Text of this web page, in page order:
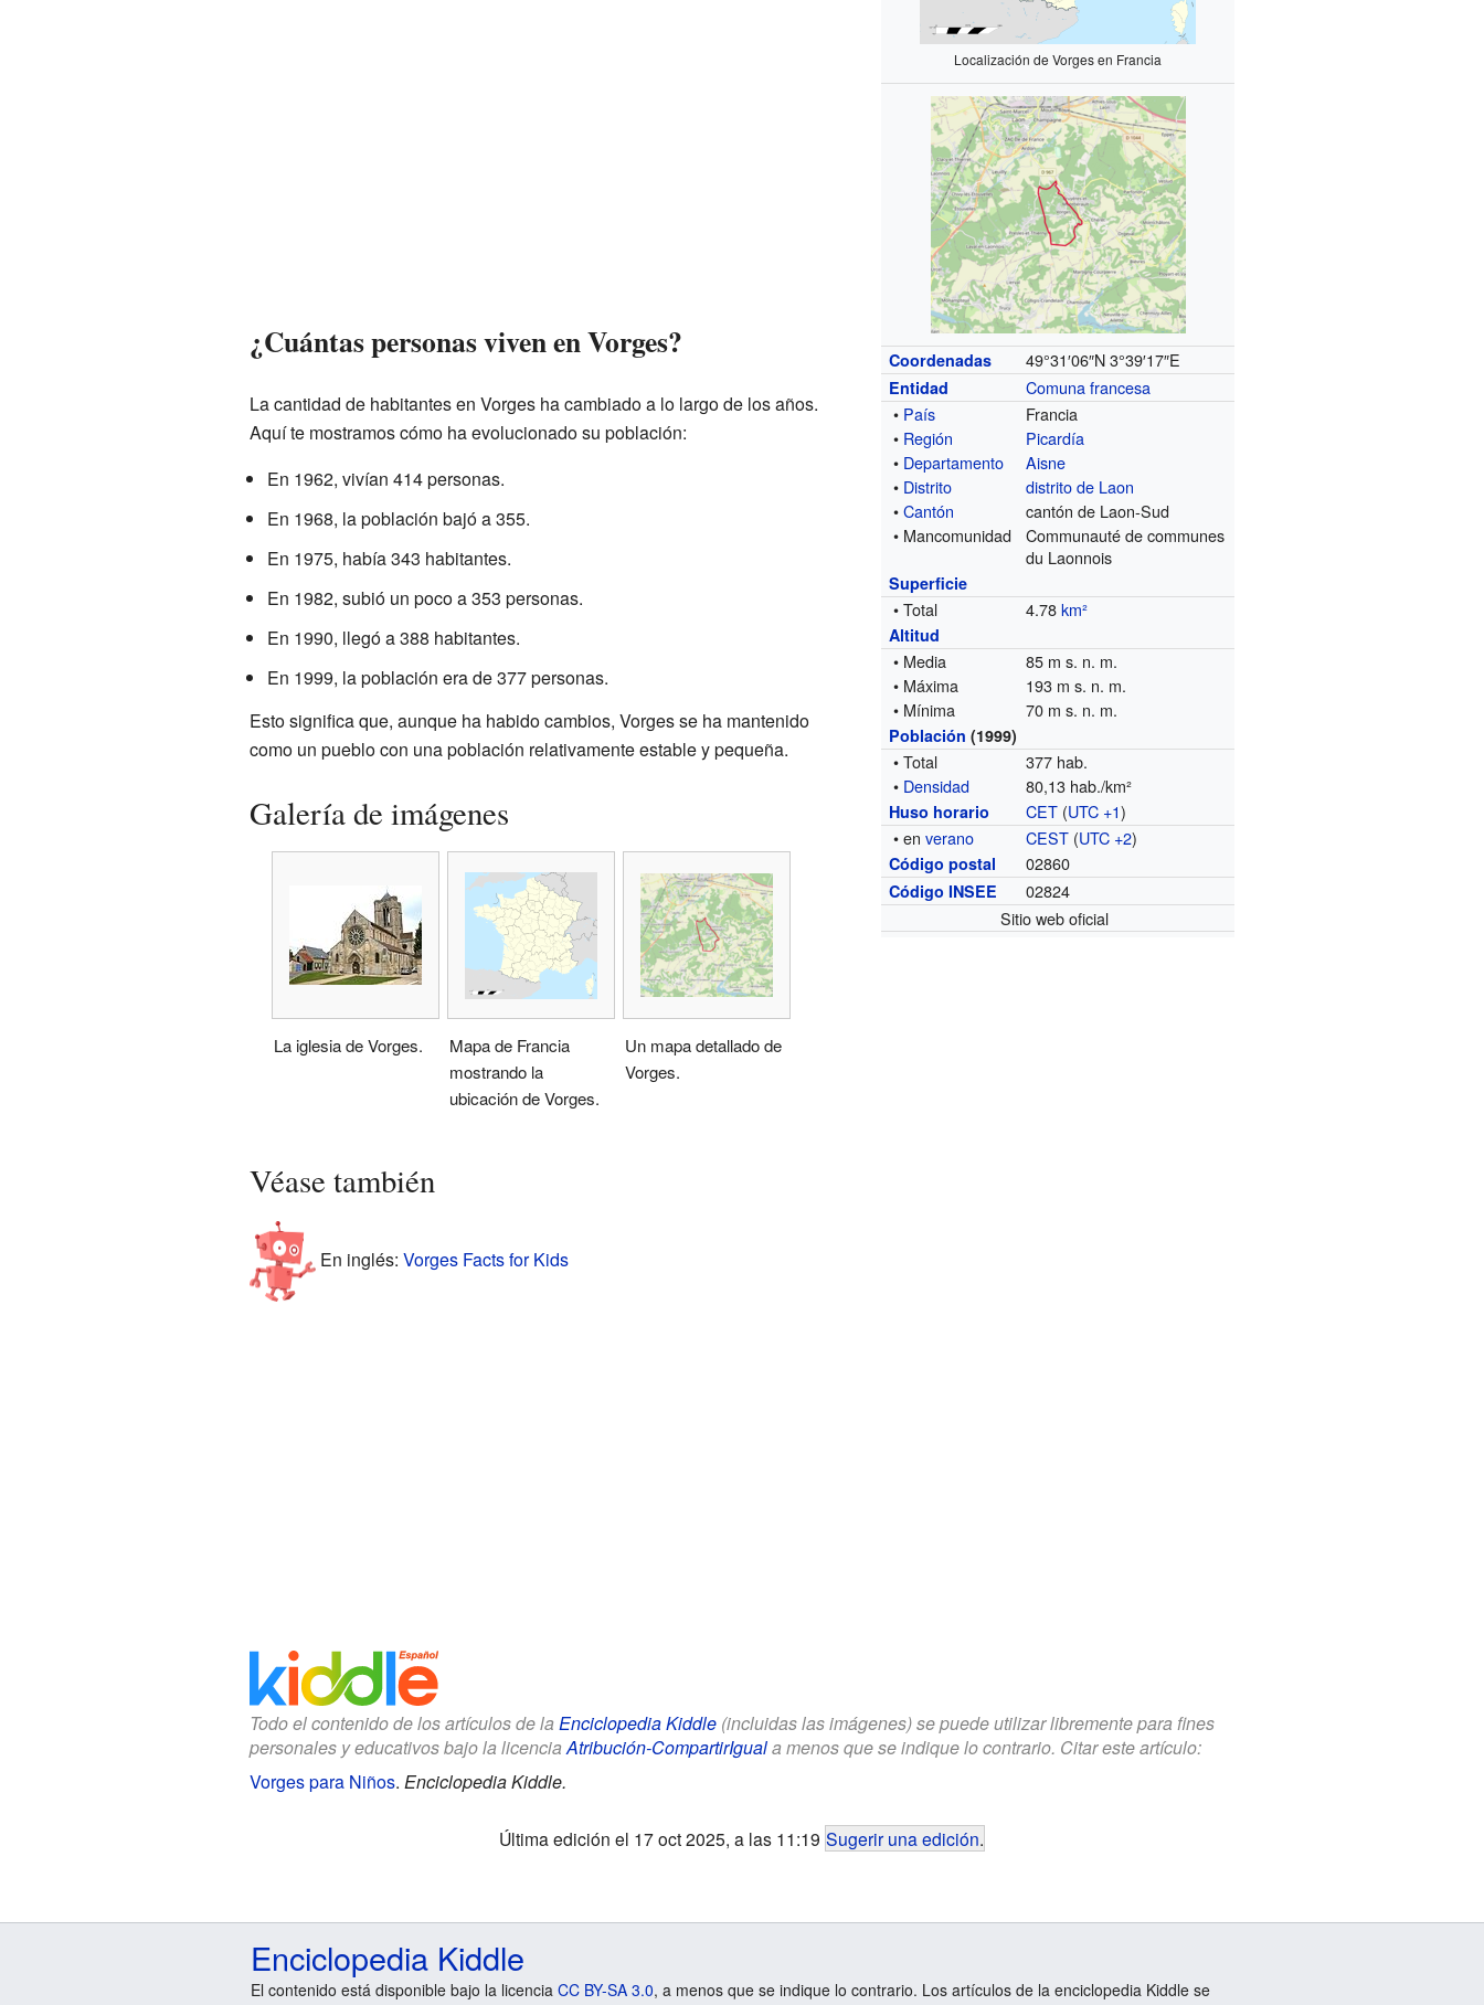
Localización de Vorges en Francia
Coordenadas 49°31′06″N 3°39′17″E
Entidad
Comuna francesa
• País
Francia
• Región
Picardía
• Departamento
Aisne
• Distrito
distrito de Laon
•Cantón
cantón de Laon-Sud
• Mancomunidad
Communauté de communes
du Laonnois
Superficie
• Total 4.78km²
Altitud
• Media
85 m s. n. m.
• Máxima
193 m s. n. m.
• Mínima
70 m s. n. m.
Población (1999)
• Total
377 hab.
• Densidad 80,13 hab./km²
Huso horario CET (UTC +1)
• enverano CEST (UTC +2)
Código postal 02860
Código INSEE
02824
Sitio web oficial
¿Cuántas personas viven en Vorges?
La cantidad de habitantes en Vorges ha cambiado a lo largo de los años.
Aquí te mostramos cómo ha evolucionado su población:
En 1962, vivían 414 personas.
En 1968, la población bajó a 355.
En 1975, había 343 habitantes.
En 1982, subió un poco a 353 personas.
En 1990, llegó a 388 habitantes.
En 1999, la población era de 377 personas.
Esto significa que, aunque ha habido cambios, Vorges se ha mantenido
como un pueblo con una población relativamente estable y pequeña.
Galería de imágenes
La iglesia de Vorges.
Mapa de Francia
mostrando la
ubicación de Vorges.
Un mapa detallado de
Vorges.
Véase también
En inglés: Vorges Facts for Kids
Todo el contenido de los artículos de la Enciclopedia Kiddle(incluidas las imágenes) se puede utilizar libremente para fines
personales y educativos bajo la licencia Atribución-CompartirIguala menos que se indique lo contrario. Citar este artículo:
Vorges para Niños. Enciclopedia Kiddle.
Última edición el 17 oct 2025, a las 11:19 Sugerir una edición.
Enciclopedia Kiddle
El contenido está disponible bajo la licencia CC BY-SA 3.0, a menos que se indique lo contrario. Los artículos de la enciclopedia Kiddle se